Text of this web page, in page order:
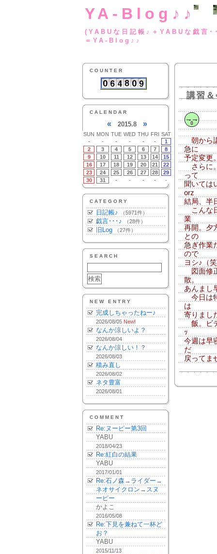
YA-Blog♪♪
(YABUな日記帳♪
＝YA-Blog♪♪
COUNTER
CALENDAR
« 2015.8 »
SUN MON TUE WED THU FRI SAT
-
- - - - -
1
2
3 4 5 6 7
8
9
10 11 12 13 14
15
16
17 18 19 20 21
22
23
24 25 26 27 28
29
30
31 - - - - -
CATEGORY
日記帳♪ （5971件）
戯言･･･♪ （28件）
旧Log （27件）
SEARCH
NEW ENTRY
完成しちゃったねー♪
2026/08/05 New!
なんか涼しいよ？
2026/08/04
なんか涼しい！？
2026/08/03
積み直し
2026/08/02
ネタ豊富
2026/08/01
COMMENT
Re:ヌーピー第3回
YABU
2018/04/23
Re:紅白の結果
YABU
2017/01/01
Re:石ノ森→ライダー→
ネオサイクロン→スヌ
ーピー
かよこ
2016/05/08
Re:下見を兼ねて一杯ど
お？
YABU
2015/11/13
講習
朝から
急に
予定変更
さらに
って
聞いては
orz
結局、半
こんな
業
再開。夕
との
急ぎ作業
ので
ヨシ♪（
図面修
散。
あんまし
今日は
は
寄りまし
飯。ビ
ｯ
今週は早
だ
戻ってま